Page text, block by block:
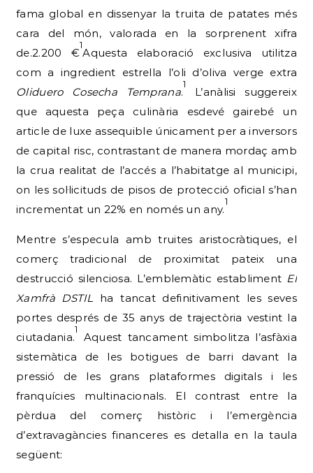
fama global en dissenyar la truita de patates més
cara del món, valorada en la sorprenent xifra
de.2.200 €
1
Aquesta elaboració exclusiva utilitza
com a ingredient estrella l’oli d’oliva verge extra
Oliduero Cosecha Temprana.
1
L’anàlisi suggereix
que aquesta peça culinària esdevé gairebé un
article de luxe assequible únicament per a inversors
de capital risc, contrastant de manera mordaç amb
la crua realitat de l’accés a l’habitatge al municipi,
on les sol·licituds de pisos de protecció oficial s’han
incrementat un 22% en només un any.
1
Mentre s’especula amb truites aristocràtiques, el
comerç tradicional de proximitat pateix una
destrucció silenciosa. L’emblemàtic establiment El
Xamfrà DSTIL ha tancat definitivament les seves
portes després de 35 anys de trajectòria vestint la
ciutadania.
1
Aquest tancament simbolitza l’asfàxia
sistemàtica de les botigues de barri davant la
pressió de les grans plataformes digitals i les
franquícies multinacionals. El contrast entre la
pèrdua del comerç històric i l’emergència
d’extravagàncies financeres es detalla en la taula
següent: